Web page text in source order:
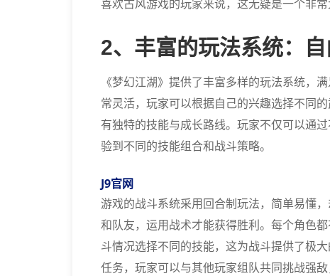
喜欢古风游戏的玩家来说，这无疑是一个非常
2、丰富的玩法系统：
《梦幻江湖》提供了丰富多样的玩法系统，
常灵活，玩家可以根据自己的兴趣选择不同
有独特的技能与成长路线。玩家不仅可以通
验到不同的技能组合和战斗策略。
J9官网
游戏的战斗系统采用回合制玩法，简单易懂
和队友，运用战术才能获得胜利。每个角色
斗情况选择不同的技能，这为战斗提供了极
任务，玩家可以与其他玩家组队共同挑战强敌